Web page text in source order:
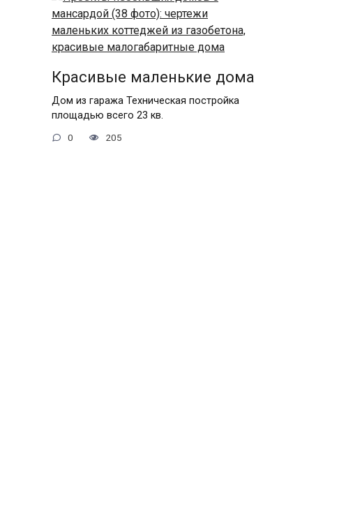
Красивые маленькие дома
Дом из гаража Техническая постройка
площадью всего 23 кв.
0 205